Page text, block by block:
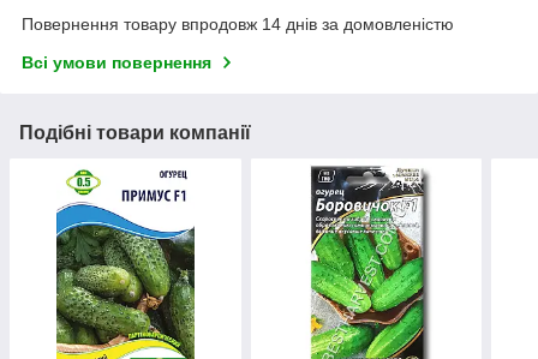
Повернення товару впродовж 14 днів за домовленістю
Всі умови повернення
Подібні товари компанії